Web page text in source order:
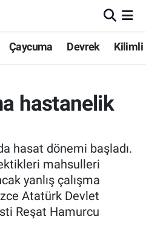
Çaycuma Devrek Kilimli
hastanelik
hasat dönemi başladı.
mahsulleri
yanlış çalışma
Atatürk Devlet
Reşat Hamurcu
Haritası
ve Fikstür